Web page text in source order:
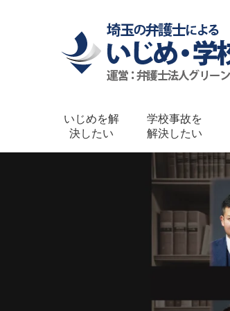
いじめを解
決したい
学校事故を
解決したい